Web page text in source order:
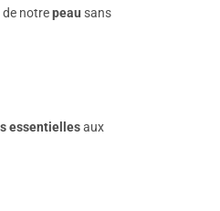
notrepeau sans
essentiellesaux